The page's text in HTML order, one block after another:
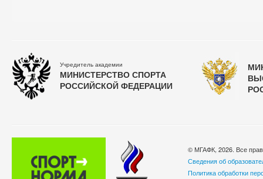
Учредитель академии
МИНИСТЕРСТВО СПОРТА
РОССИЙСКОЙ ФЕДЕРАЦИИ
© МГАФК, 2026. Все
Сведения об
Политика обработки